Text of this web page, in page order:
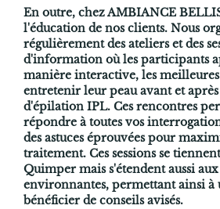
En outre, chez AMBIANCE
l'éducation de nos clients. Nous
régulièrement des ateliers et des
d'information où les participants
manière interactive, les
entretenir leur peau avant et après
d'épilation IPL. Ces rencontres
répondre à toutes vos
des astuces éprouvées pour
traitement. Ces sessions se
Quimper mais s'étendent aussi
environnantes, permettant ainsi à
bénéficier de conseils avisés.